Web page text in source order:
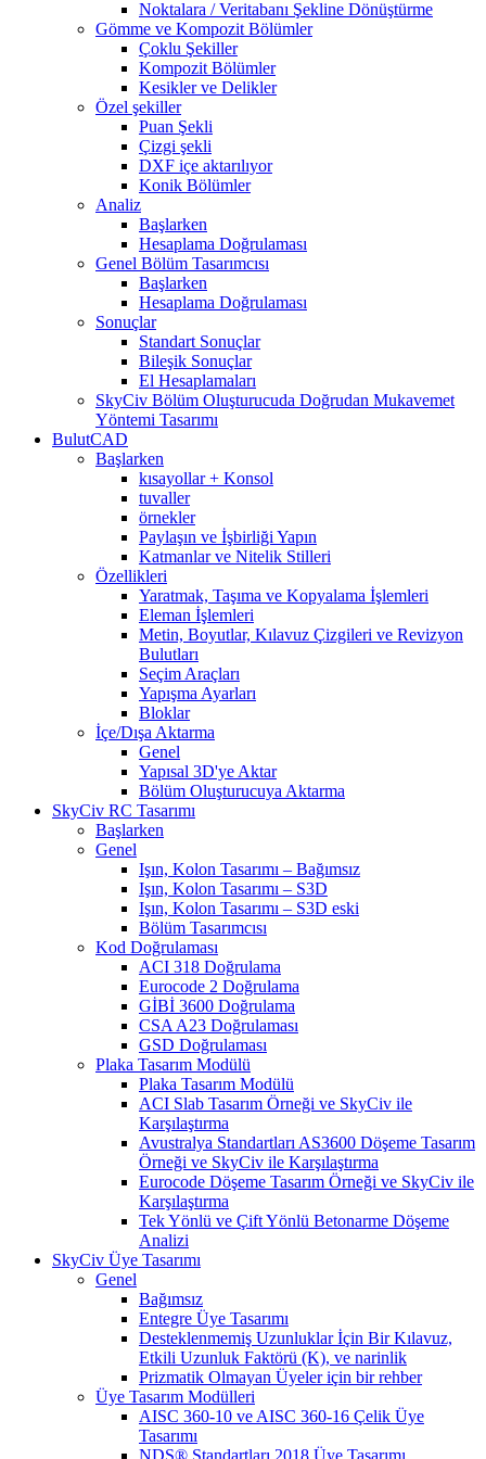
Noktalara / Veritabanı Şekline Dönüştürme
Gömme ve Kompozit Bölümler
Çoklu Şekiller
Kompozit Bölümler
Kesikler ve Delikler
Özel şekiller
Puan Şekli
Çizgi şekli
DXF içe aktarılıyor
Konik Bölümler
Analiz
Başlarken
Hesaplama Doğrulaması
Genel Bölüm Tasarımcısı
Başlarken
Hesaplama Doğrulaması
Sonuçlar
Standart Sonuçlar
Bileşik Sonuçlar
El Hesaplamaları
SkyCiv Bölüm Oluşturucuda Doğrudan Mukavemet
Yöntemi Tasarımı
BulutCAD
Başlarken
kısayollar + Konsol
tuvaller
örnekler
Paylaşın ve İşbirliği Yapın
Katmanlar ve Nitelik Stilleri
Özellikleri
Yaratmak, Taşıma ve Kopyalama İşlemleri
Eleman İşlemleri
Metin, Boyutlar, Kılavuz Çizgileri ve Revizyon
Bulutları
Seçim Araçları
Yapışma Ayarları
Bloklar
İçe/Dışa Aktarma
Genel
Yapısal 3D'ye Aktar
Bölüm Oluşturucuya Aktarma
SkyCiv RC Tasarımı
Başlarken
Genel
Işın, Kolon Tasarımı – Bağımsız
Işın, Kolon Tasarımı – S3D
Işın, Kolon Tasarımı – S3D eski
Bölüm Tasarımcısı
Kod Doğrulaması
ACI 318 Doğrulama
Eurocode 2 Doğrulama
GİBİ 3600 Doğrulama
CSA A23 Doğrulaması
GSD Doğrulaması
Plaka Tasarım Modülü
Plaka Tasarım Modülü
ACI Slab Tasarım Örneği ve SkyCiv ile
Karşılaştırma
Avustralya Standartları AS3600 Döşeme Tasarım
Örneği ve SkyCiv ile Karşılaştırma
Eurocode Döşeme Tasarım Örneği ve SkyCiv ile
Karşılaştırma
Tek Yönlü ve Çift Yönlü Betonarme Döşeme
Analizi
SkyCiv Üye Tasarımı
Genel
Bağımsız
Entegre Üye Tasarımı
Desteklenmemiş Uzunluklar İçin Bir Kılavuz,
Etkili Uzunluk Faktörü (K), ve narinlik
Prizmatik Olmayan Üyeler için bir rehber
Üye Tasarım Modülleri
AISC 360-10 ve AISC 360-16 Çelik Üye
Tasarımı